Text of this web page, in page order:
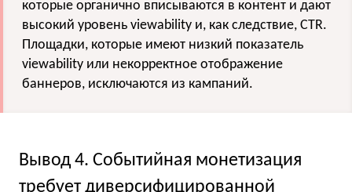
которые органично вписываются в контент и дают
высокий уровень viewability и, как следствие, CTR.
Площадки, которые имеют низкий показатель
viewability или некорректное отображение
баннеров, исключаются из кампаний.
Вывод 4. Событийная монетизация
требует диверсифицированной